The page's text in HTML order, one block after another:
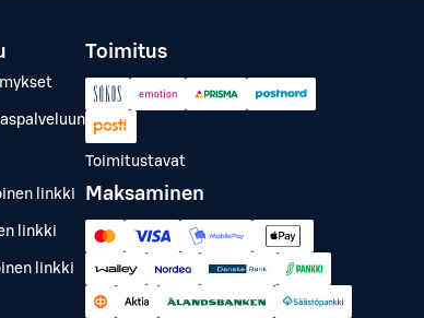
linkki
linkki
linkki
Toimitus
Toimitustavat
Maksaminen